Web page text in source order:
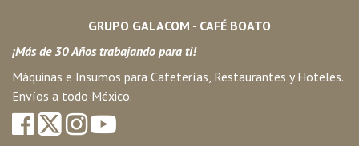
GRUPO GALACOM - CAFÉ BOATO
¡Más de 30 Años trabajando para ti!
Máquinas e Insumos para Cafeterías, Restaurantes y Hoteles.
Envíos a todo México.